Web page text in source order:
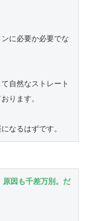
に必要か必要でな
自然なストレート
ります。
なるはずです。
因も千差万別。だ